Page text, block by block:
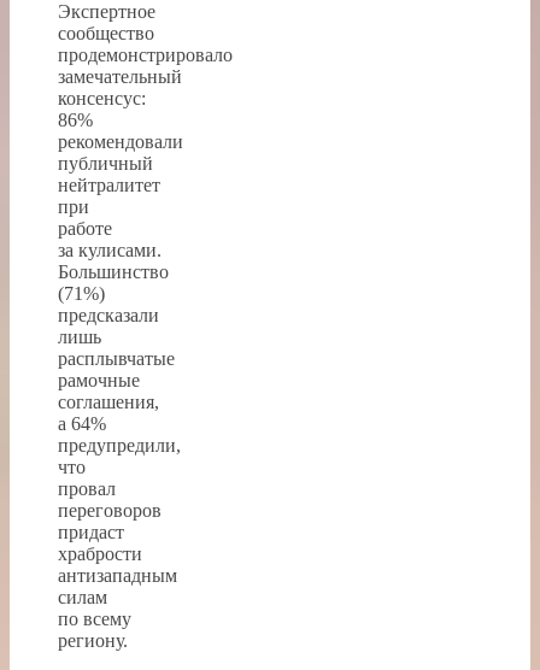
Экспертное
сообщество
продемонстрировало
замечательный
консенсус:
86%
рекомендовали
публичный
нейтралитет
при
работе
за кулисами.
Большинство
(71%)
предсказали
лишь
расплывчатые
рамочные
соглашения,
а 64%
предупредили,
что
провал
переговоров
придаст
храбрости
антизападным
силам
по всему
региону.